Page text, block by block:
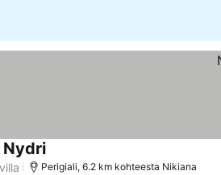
NydriKatso hinnat
Perigiali, 6.2 km kohteesta Nikiana